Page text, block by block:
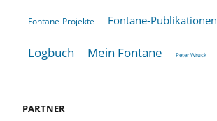
Fontane-Projekte Fontane-Publikationen
Logbuch Mein Fontane Peter Wruck
PARTNER